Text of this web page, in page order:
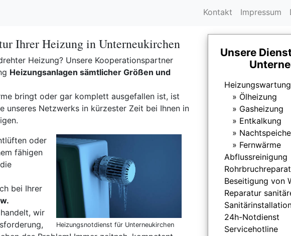
Kontakt Impressum
Ihrer Heizung in Unterneukirchen
Heizung? Unsere Kooperationspartner
Heizungsanlagen sämtlicher Größen und
bringt oder gar komplett ausgefallen ist, ist
unseres Netzwerks in kürzester Zeit bei Ihnen in
Heizungsnotdienst für Unterneukirchen
oder
fähigen
bei Ihrer
wir
Unsere
Ölheizung
Gasheizung
Entkalkung
Fernwärme
Abflussreinigung
Beseitigung von
Reparatur
24h-Notdienst
Servicehotline